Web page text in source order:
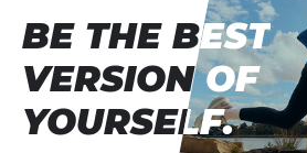
BE THE BEST
VERSION OF
YOURSELF.
BE THE BEST
VERSION OF
YOURSELF.